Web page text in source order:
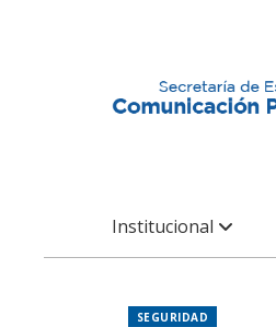
Institucional
SEGURIDAD